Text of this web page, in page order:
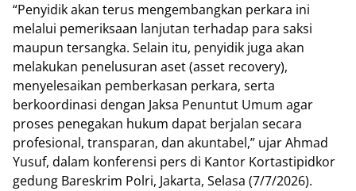
“Penyidik akan terus mengembangkan perkara ini
melalui pemeriksaan lanjutan terhadap para saksi
maupun tersangka. Selain itu, penyidik juga akan
melakukan penelusuran aset (asset recovery),
menyelesaikan pemberkasan perkara, serta
berkoordinasi dengan Jaksa Penuntut Umum agar
proses penegakan hukum dapat berjalan secara
profesional, transparan, dan akuntabel,” ujar Ahmad
Yusuf, dalam konferensi pers di Kantor Kortastipidkor
gedung Bareskrim Polri, Jakarta, Selasa (7/7/2026).